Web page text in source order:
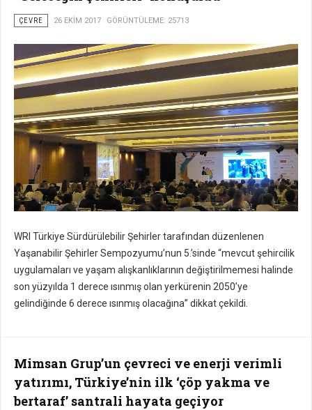
ÇEVRE 26 EKIM 2017 GÖRÜNTÜLEME: 25713
WRI Türkiye Sürdürülebilir Şehirler tarafından düzenlenen
Yaşanabilir Şehirler Sempozyumu’nun 5.’sinde “mevcut şehircilik
uygulamaları ve yaşam alışkanlıklarının değiştirilmemesi halinde
son yüzyılda 1 derece ısınmış olan yerkürenin 2050’ye
gelindiğinde 6 derece ısınmış olacağına” dikkat çekildi.
Mimsan Grup’un çevreci ve enerji verimli
yatırımı, Türkiye’nin ilk ‘çöp yakma ve
bertaraf’ santrali hayata geçiyor